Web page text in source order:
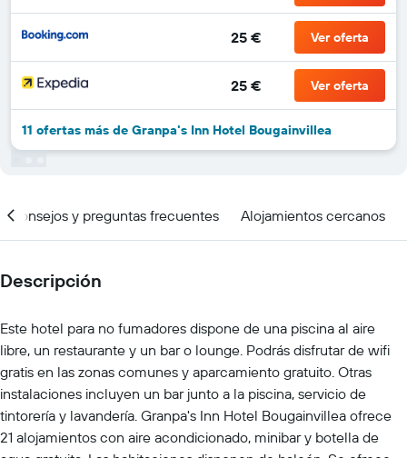
25 € Ver oferta
25 € Ver oferta
11 ofertas más de Granpa's Inn Hotel Bougainvillea
Consejos y preguntas frecuentes Alojamientos cercanos
Descripción
Este hotel para no fumadores dispone de una piscina al aire
libre, un restaurante y un bar o lounge. Podrás disfrutar de wifi
gratis en las zonas comunes y aparcamiento gratuito. Otras
instalaciones incluyen un bar junto a la piscina, servicio de
tintorería y lavandería. Granpa's Inn Hotel Bougainvillea ofrece
21 alojamientos con aire acondicionado, minibar y botella de